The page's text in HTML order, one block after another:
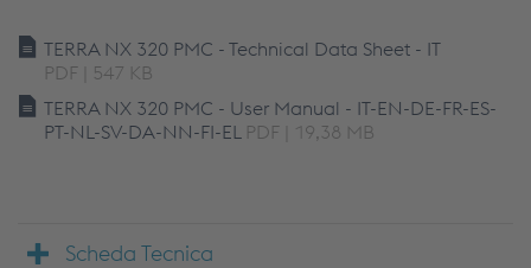
TERRA NX 320 PMC - Technical Data Sheet - IT
PDF | 547 KB
TERRA NX 320 PMC - User Manual - IT-EN-DE-FR-ES-
PT-NL-SV-DA-NN-FI-EL PDF | 19,38 MB
Scheda Tecnica